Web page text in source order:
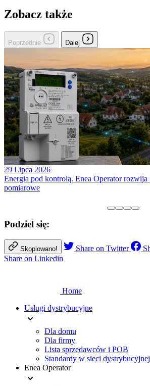
Zobacz także
Poprzednie Dalej
29 Lipca 2026
Energia pod kontrolą. Enea Operator rozwija
pomiarowe
Podziel się:
Skopiowano! Share on Twitter
Share on Linkedin
Home
Usługi dystrybucyjne
Dla domu
Dla firmy
Lista sprzedawców i POB
Standardy w sieci dystrybucyjnej
Enea Operator